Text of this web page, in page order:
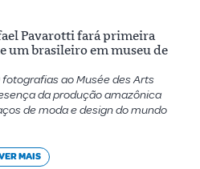
Pavarotti fará primeira
um brasileiro em museu de
ao Musée des Arts
da produção amazônica
de moda e design do mundo
MAIS